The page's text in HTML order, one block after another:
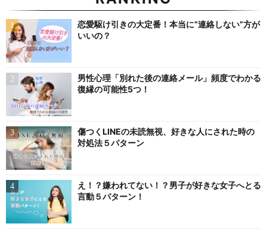
恋愛駆け引きの大定番！本当に”連絡しない”方が
いいの？
男性心理「別れた後の連絡メール」頻度でわかる
復縁の可能性5つ！
傷つくLINEの未読無視、好きな人にされた時の
対処法５パターン
え！？嫌われてない！？男子が好きな女子へとる
言動５パターン！